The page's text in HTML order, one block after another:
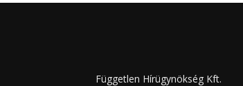
Független Hírügynökség Kft.